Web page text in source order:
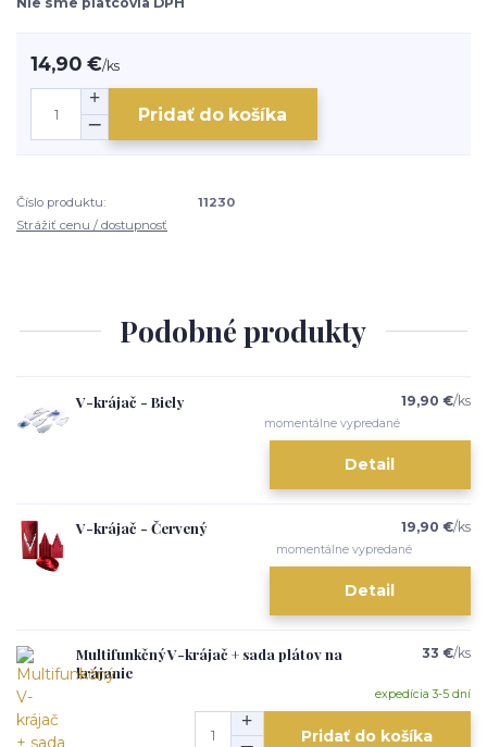
14,90 €/ks
Pridať do košíka
Číslo produktu:
11230
Strážiť cenu / dostupnosť
Podobné produkty
V-krájač - Biely 19,90 €/ks
momentálne vypredané
Detail
V-krájač - Červený 19,90 €/ks
momentálne vypredané
Detail
Multifunkčný V-krájač + sada plátov na
krájanie
33 €/ks
expedícia 3-5 dní
Pridať do košíka